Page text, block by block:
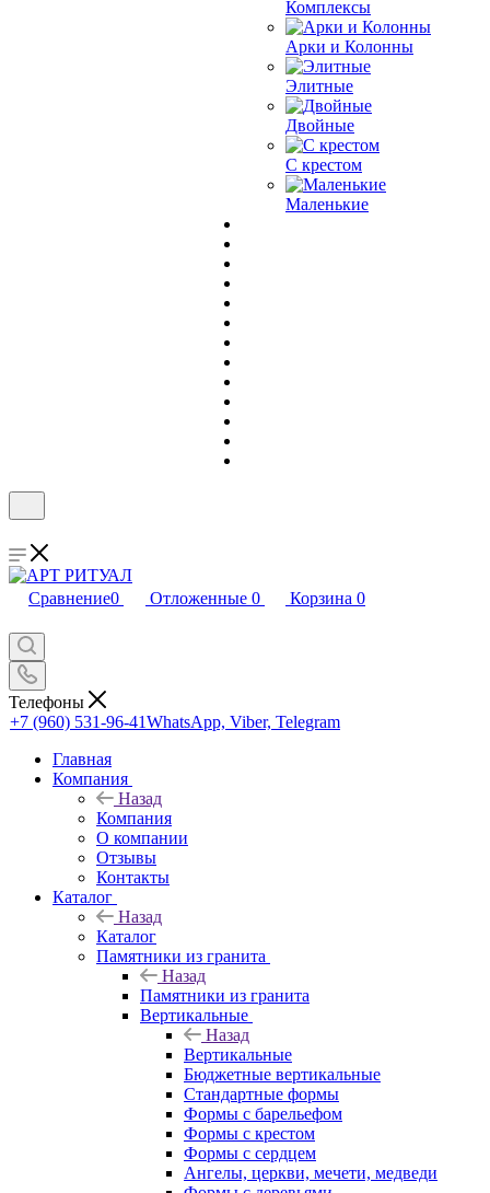
Комплексы
Арки и Колонны
Элитные
Двойные
С крестом
Маленькие
Сравнение0 Отложенные 0 Корзина 0
Телефоны
+7 (960) 531-96-41WhatsApp, Viber, Telegram
Главная
Компания
Назад
Компания
О компании
Отзывы
Контакты
Каталог
Назад
Каталог
Памятники из гранита
Назад
Памятники из гранита
Вертикальные
Назад
Вертикальные
Бюджетные вертикальные
Стандартные формы
Формы с барельефом
Формы с крестом
Формы с сердцем
Ангелы, церкви, мечети, медведи